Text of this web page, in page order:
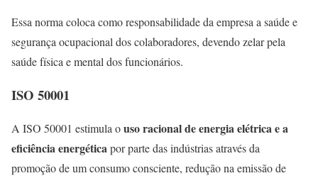
Essa norma coloca como responsabilidade da empresa a saúde e
segurança ocupacional dos colaboradores, devendo zelar pela
saúde física e mental dos funcionários.
ISO 50001
A ISO 50001 estimula ouso racional de energia elétrica e a
eficiência energéticapor parte das indústrias através da
promoção de um consumo consciente, redução na emissão de